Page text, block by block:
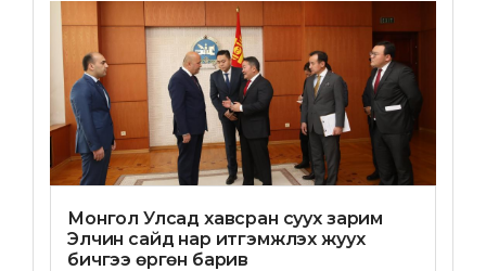
Монгол Улсад хавсран суух зарим
Элчин сайд нар итгэмжлэх жуух
бичгээ өргөн барив